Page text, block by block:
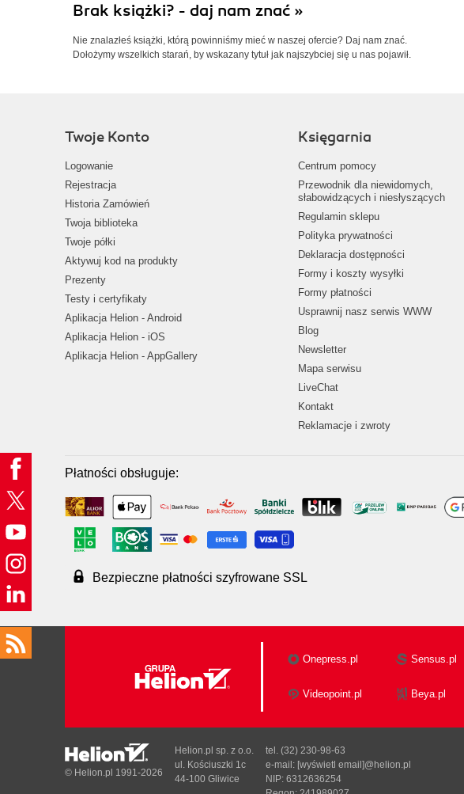
Brak książki? - daj nam znać »
Nie znalazłeś książki, którą powinniśmy mieć w naszej ofercie? Daj nam znać.
Dołożymy wszelkich starań, by wskazany tytuł jak najszybciej się u nas pojawił.
Twoje Konto
Logowanie
Rejestracja
Historia Zamówień
Twoja biblioteka
Twoje półki
Aktywuj kod na produkty
Prezenty
Testy i certyfikaty
Aplikacja Helion - Android
Aplikacja Helion - iOS
Aplikacja Helion - AppGallery
Księgarnia
Centrum pomocy
Przewodnik dla niewidomych,
słabowidzących i niesłyszących
Regulamin sklepu
Polityka prywatności
Deklaracja dostępności
Formy i koszty wysyłki
Formy płatności
Usprawnij nasz serwis WWW
Blog
Newsletter
Mapa serwisu
LiveChat
Kontakt
Reklamacje i zwroty
Płatności obsługuje:
Bezpieczne płatności szyfrowane SSL
Onepress.pl Sensus.pl
Videopoint.pl Beya.pl
© Helion.pl 1991-2026
Helion.pl sp. z o.o.
ul. Kościuszki 1c
44-100 Gliwice
tel. (32) 230-98-63
e-mail: [wyświetl email]@helion.pl
NIP: 6312636254